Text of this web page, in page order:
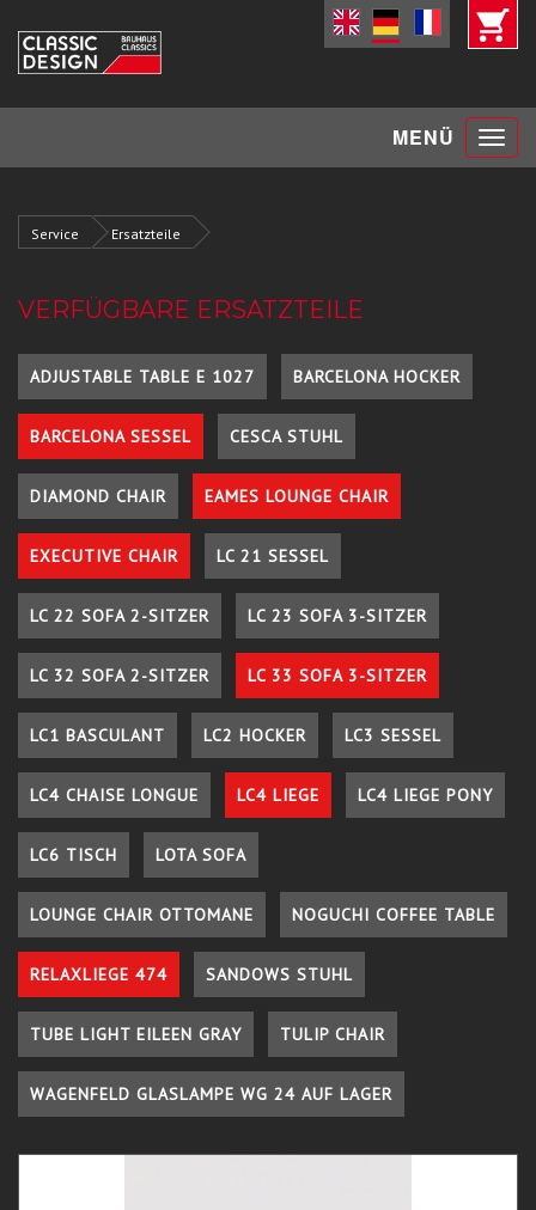
MENÜ Toggle
Service Ersatzteile
VERFÜGBARE ERSATZTEILE
ADJUSTABLE TABLE E 1027 BARCELONA HOCKER
BARCELONA SESSEL CESCA STUHL
DIAMOND CHAIR EAMES LOUNGE CHAIR
EXECUTIVE CHAIR LC 21 SESSEL
LC 22 SOFA 2-SITZER LC 23 SOFA 3-SITZER
LC 32 SOFA 2-SITZER LC 33 SOFA 3-SITZER
LC1 BASCULANT LC2 HOCKER LC3 SESSEL
LC4 CHAISE LONGUE LC4 LIEGE LC4 LIEGE PONY
LC6 TISCH LOTA SOFA
LOUNGE CHAIR OTTOMANE NOGUCHI COFFEE TABLE
RELAXLIEGE 474 SANDOWS STUHL
TUBE LIGHT EILEEN GRAY TULIP CHAIR
WAGENFELD GLASLAMPE WG 24 AUF LAGER